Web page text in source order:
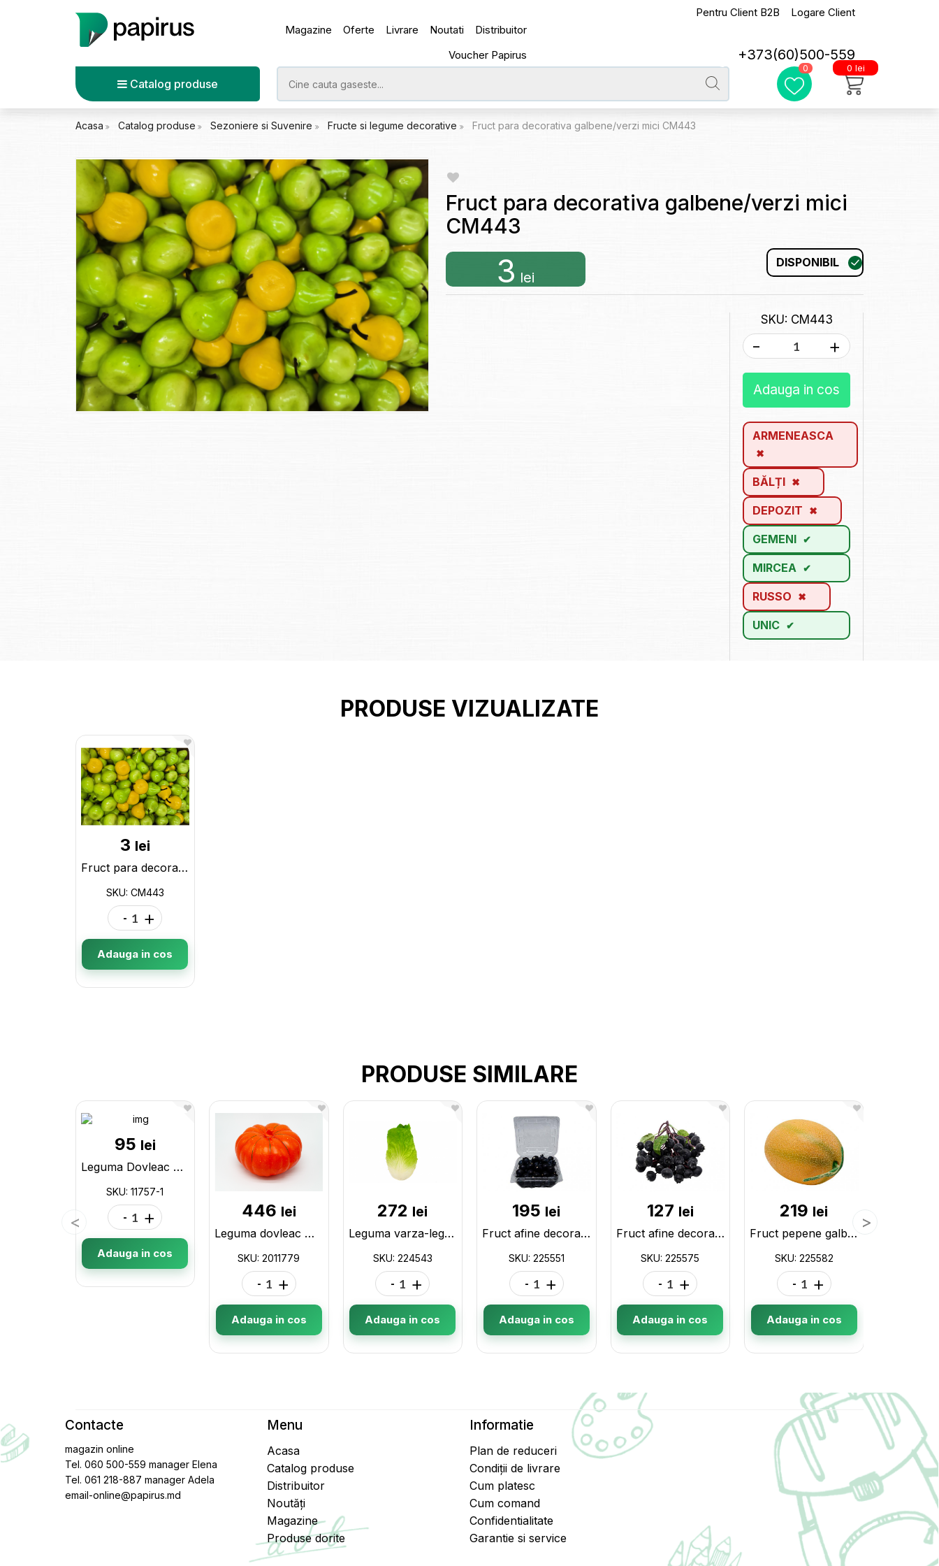
Magazine Oferte Livrare Noutati
Distribuitor
Voucher Papirus
Pentru Client B2B Logare Client
+373(60)500-559
Catalog produse
0 0 lei
Acasa Catalog produse Sezoniere si Suvenire Fructe si legume decorative Fruct para decorativa galbene/verzi mici CM443
Fruct para decorativa galbene/verzi mici
CM443
3 lei
DISPONIBIL
SKU: CM443
- +
Adauga in cos
ARMENEASCA
BĂLȚI
DEPOZIT
GEMENI
MIRCEA
RUSSO
UNIC
PRODUSE VIZUALIZATE
3 lei
Fruct para decorativa galbene/verzi mici CM443
SKU: CM443
- +
Adauga in cos
PRODUSE SIMILARE
95 lei
Leguma Dovleac Crosetat Mare 11757-1
SKU: 11757-1
- +
Adauga in cos
446 lei
Leguma dovleac M 2011779
SKU: 2011779
- +
Adauga in cos
272 lei
Leguma varza-leguma 224543
SKU: 224543
- +
Adauga in cos
195 lei
Fruct afine decorative in caserola 225551
SKU: 225551
- +
Adauga in cos
127 lei
Fruct afine decorative pe crenguta 225575
SKU: 225575
- +
Adauga in cos
219 lei
Fruct pepene galben mare decorativ 25x16cm 225582
SKU: 225582
- +
Adauga in cos
Contacte
magazin online
Tel. 060 500-559 manager Elena
Tel. 061 218-887 manager Adela
email-online@papirus.md
Menu
Acasa
Catalog produse
Distribuitor
Noutăți
Magazine
Produse dorite
Informatie
Plan de reduceri
Condiții de livrare
Cum platesc
Cum comand
Confidentialitate
Garantie si service